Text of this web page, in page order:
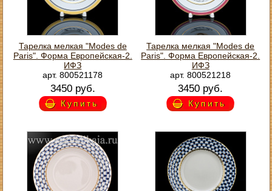
Тарелка мелкая "Modes de
Paris". Форма Европейская-2.
ИФЗ
арт. 800521178
3450 руб.
Купить
Тарелка мелкая "Modes de
Paris". Форма Европейская-2.
ИФЗ
арт. 800521218
3450 руб.
Купить